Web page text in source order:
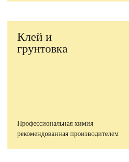
Клей и
грунтовка
Профессиональная химия
рекомендованная производителем